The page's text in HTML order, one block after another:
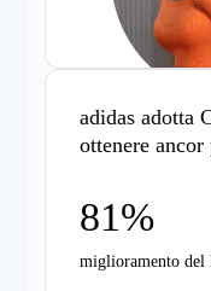
adidas adotta
ottenere
81%
miglioramento